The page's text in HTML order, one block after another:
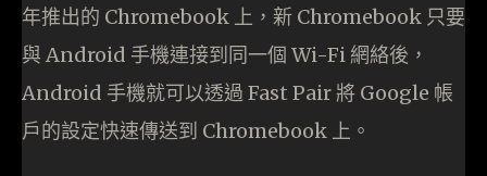
年推出的 Chromebook 上，新 Chromebook 只要
與 Android 手機連接到同一個 Wi-Fi 網絡後，
Android 手機就可以透過 Fast Pair 將 Google 帳
戶的設定快速傳送到 Chromebook 上。